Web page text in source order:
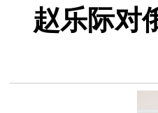
赵乐际对